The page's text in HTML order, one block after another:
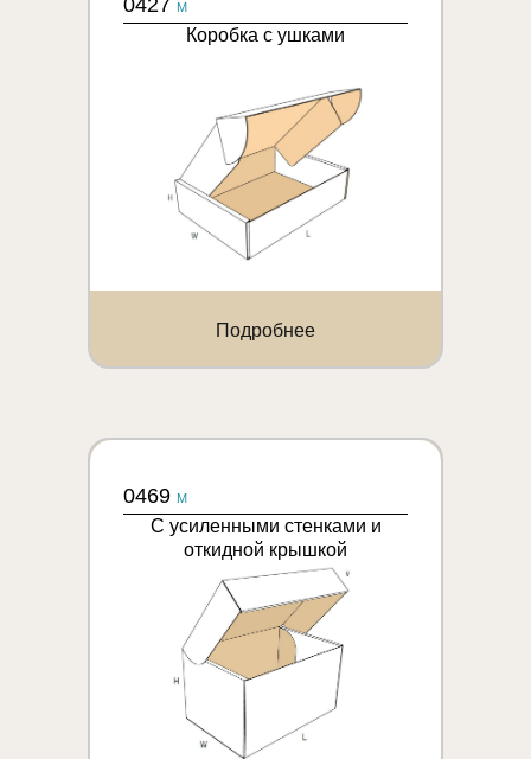
0427 M
Коробка с ушками
Подробнее
0469 M
С усиленными стенками и
откидной крышкой